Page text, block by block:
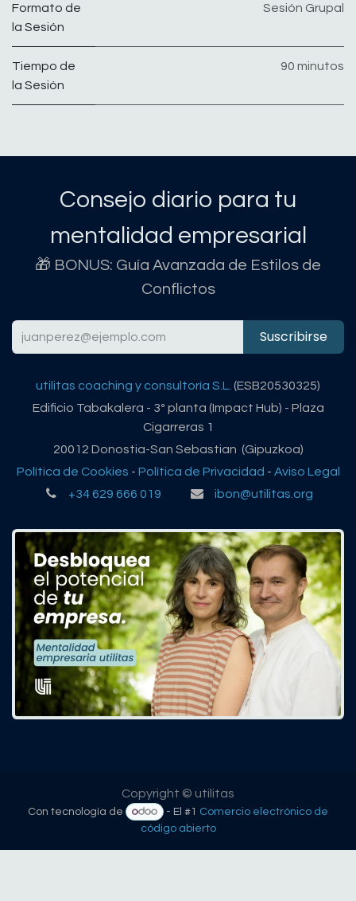
Formato de
la Sesión
Sesión Grupal
Tiempo de
la Sesión
90 minutos
Consejo diario para tu
mentalidad empresarial
🎁 BONUS: Guía Avanzada de Estilos de
Conflictos
Suscribirse
utilitas coaching y consultoría S.L. (ESB20530325)
Edificio Tabakalera - 3º planta (Impact Hub) - Plaza
Cigarreras 1
20012 Donostia-San Sebastian (Gipuzkoa)
Política de Cookies - Política de Privacidad - Aviso Legal
+34 629 666 019
ibon@utilitas.org
Copyright © utilitas
Con tecnología de - El #1 Comercio electrónico de
código abierto